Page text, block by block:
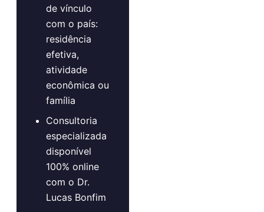
de vínculo
com o país:
residência
efetiva,
atividade
econômica ou
família
Consultoria
especializada
disponível
100% online
com o Dr.
Lucas Bonfim